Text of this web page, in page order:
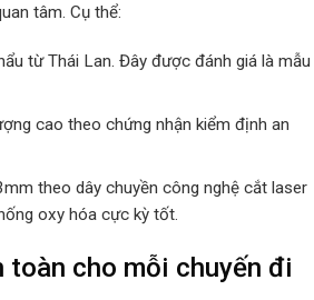
tâm. Cụ thể:
từ Thái Lan. Đây được đánh giá là mẫu
cao theo chứng nhận kiểm định an
theo dây chuyền công nghệ cắt laser
oxy hóa cực kỳ tốt.
toàn cho mỗi chuyến đi